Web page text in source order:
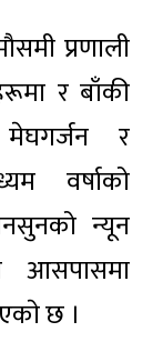
प्रणाली
र बाँकी
र
वर्षाको
न्यून
आसपासमा
छ ।